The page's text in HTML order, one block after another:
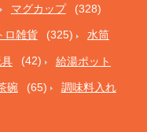
マグカップ (328)
ロ雑貨 (325) 水筒
(42) 給湯ポット
碗 (65) 調味料入れ